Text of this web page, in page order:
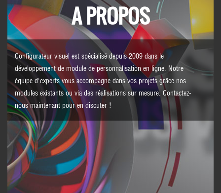
A PROPOS
Configurateur visuel est spécialisé depuis 2009 dans le
développement de module de personnalisation en ligne. Notre
équipe d'experts vous accompagne dans vos projets grâce nos
modules existants ou via des réalisations sur mesure. Contactez-
nousmaintenant pour en discuter !